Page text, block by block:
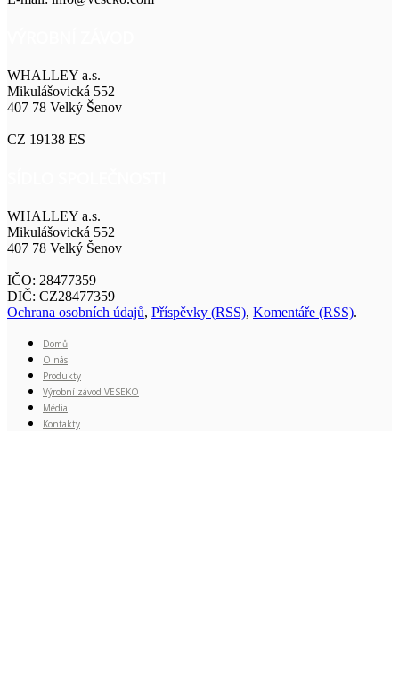
WHALLEY a.s.
Mikulášovická 552
407 78 Velký Šenov
CZ 19138 ES
WHALLEY a.s.
Mikulášovická 552
407 78 Velký Šenov
IČO: 28477359
DIČ: CZ28477359
Ochrana osobních údajů, Příspěvky (RSS), Komentáře (RSS).
Domů
O nás
Produkty
Výrobní závod VESEKO
Média
Kontakty